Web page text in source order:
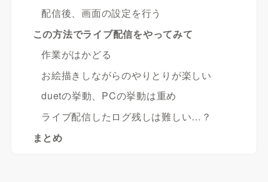
配信後、画面の設定を行う
この方法でライブ配信をやってみて
作業がはかどる
お絵描きしながらのやりとりが楽しい
duetの挙動、PCの挙動は重め
ライブ配信したログ残しは難しい…？
まとめ